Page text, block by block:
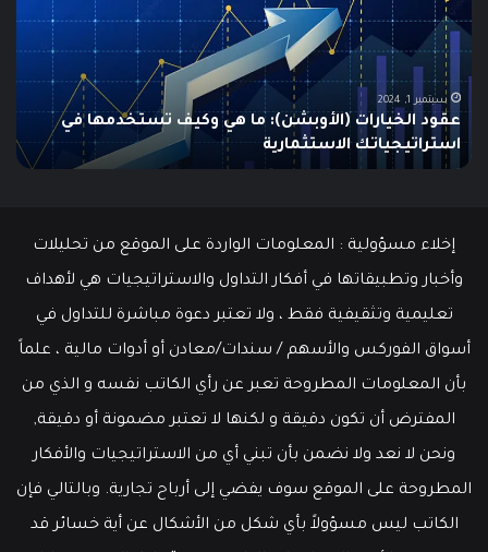
الولايات
المتحدة
تنخفض
إلى
أدنى
مستوى
منذ
مايو
عمل
سبتمبر 19, 2024
مطالبات البطالة في الولايات المتحدة تنخفض إلى أدنى
مستوى منذ مايو وسط سوق عمل قوي
إخلاء مسؤولية : المعلومات الواردة على الموقع من تحليلات
وأخبار وتطبيقاتها في أفكار التداول والاستراتيجيات هي لأهداف
تعليمية وتثقيفية فقط ، ولا تعتبر دعوة مباشرة للتداول في
أسواق الفوركس والأسهم / سندات/معادن أو أدوات مالية ، علماً
بأن المعلومات المطروحة تعبر عن رأي الكاتب نفسه و الذي من
المفترض أن تكون دقيقة و لكنها لا تعتبر مضمونة أو دقيقة,
ونحن لا نعد ولا نضمن بأن تبني أي من الاستراتيجيات والأفكار
المطروحة على الموقع سوف يفضي إلى أرباح تجارية. وبالتالي فإن
الكاتب ليس مسؤولاً بأي شكل من الأشكال عن أية خسائر قد